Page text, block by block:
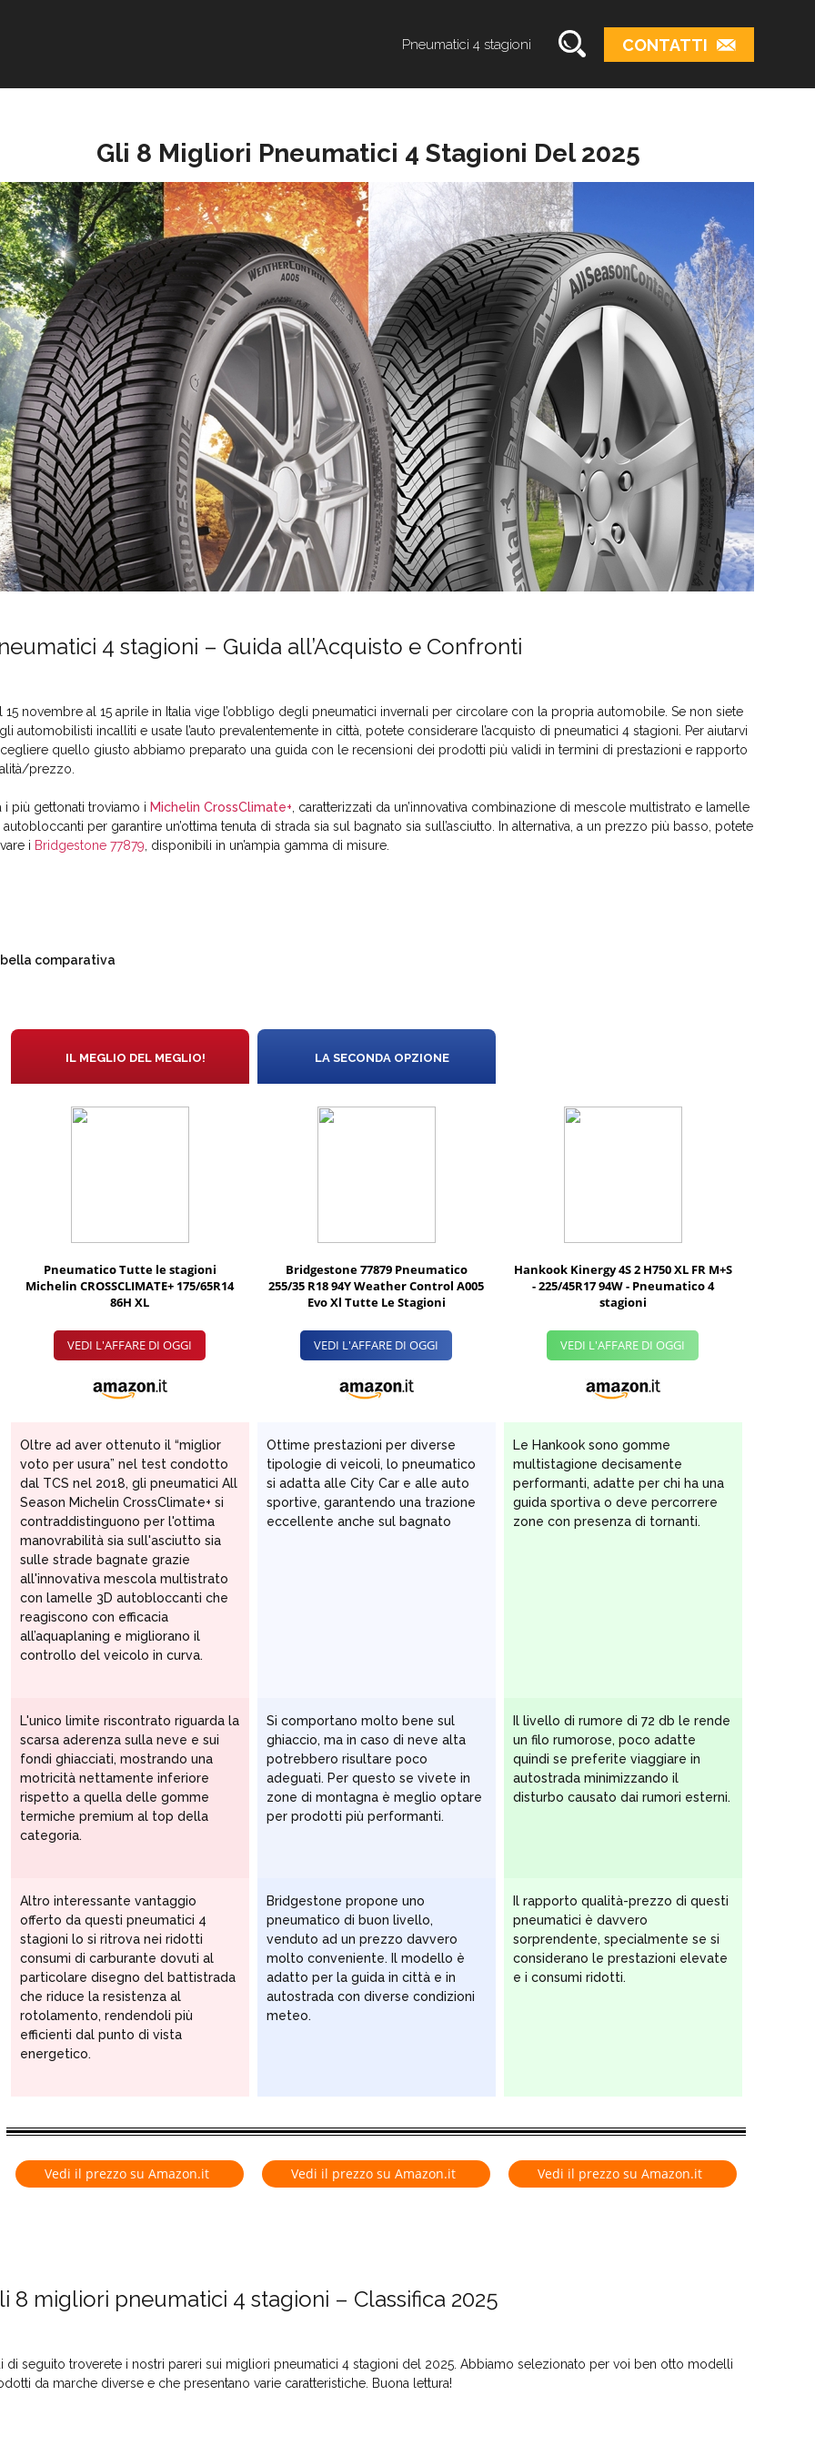
Pneumatici 4 stagioni CONTATTI
Gli 8 Migliori Pneumatici 4 Stagioni Del 2025
4 stagioni – Guida all’Acquisto e Confronti
15 novembre al 15 aprile in Italia vige l’obbligo degli pneumatici invernali per circolare con la propria automobile. Se non siete
automobilisti incalliti e usate l’auto prevalentemente in città, potete considerare l’acquisto di pneumatici 4 stagioni. Per aiutarvi
quello giusto abbiamo preparato una guida con le recensioni dei prodotti più validi in termini di prestazioni e rapporto
prezzo.
i più gettonati troviamo i Michelin CrossClimate+ , caratterizzati da un’innovativa combinazione di mescole multistrato e lamelle
autobloccanti per garantire un’ottima tenuta di strada sia sul bagnato sia sull’asciutto. In alternativa, a un prezzo più basso, potete
i Bridgestone 77879 , disponibili in un’ampia gamma di misure.
comparativa
IL MEGLIO DEL MEGLIO!
Pneumatico Tutte le stagioni
Michelin CROSSCLIMATE+ 175/65R14
86H XL
VEDI L'AFFARE DI OGGI
Oltre ad aver ottenuto il “miglior
voto per usura” nel test condotto
dal TCS nel 2018, gli pneumatici All
Season Michelin CrossClimate+ si
contraddistinguono per l'ottima
manovrabilità sia sull'asciutto sia
sulle strade bagnate grazie
all'innovativa mescola multistrato
con lamelle 3D autobloccanti che
reagiscono con efficacia
all’aquaplaning e migliorano il
controllo del veicolo in curva.
L'unico limite riscontrato riguarda la
scarsa aderenza sulla neve e sui
fondi ghiacciati, mostrando una
motricità nettamente inferiore
rispetto a quella delle gomme
termiche premium al top della
categoria.
Altro interessante vantaggio
offerto da questi pneumatici 4
stagioni lo si ritrova nei ridotti
consumi di carburante dovuti al
particolare disegno del battistrada
che riduce la resistenza al
rotolamento, rendendoli più
efficienti dal punto di vista
energetico.
Vedi il prezzo su Amazon.it
LA SECONDA OPZIONE
Bridgestone 77879 Pneumatico
255/35 R18 94Y Weather Control A005
Evo Xl Tutte Le Stagioni
VEDI L'AFFARE DI OGGI
Ottime prestazioni per diverse
tipologie di veicoli, lo pneumatico
si adatta alle City Car e alle auto
sportive, garantendo una trazione
eccellente anche sul bagnato
Si comportano molto bene sul
ghiaccio, ma in caso di neve alta
potrebbero risultare poco
adeguati. Per questo se vivete in
zone di montagna è meglio optare
per prodotti più performanti.
Bridgestone propone uno
pneumatico di buon livello,
venduto ad un prezzo davvero
molto conveniente. Il modello è
adatto per la guida in città e in
autostrada con diverse condizioni
meteo.
Vedi il prezzo su Amazon.it
Hankook Kinergy 4S 2 H750 XL FR M+S
- 225/45R17 94W - Pneumatico 4
stagioni
VEDI L'AFFARE DI OGGI
Le Hankook sono gomme
multistagione decisamente
performanti, adatte per chi ha una
guida sportiva o deve percorrere
zone con presenza di tornanti.
Il livello di rumore di 72 db le rende
un filo rumorose, poco adatte
quindi se preferite viaggiare in
autostrada minimizzando il
disturbo causato dai rumori esterni.
Il rapporto qualità-prezzo di questi
pneumatici è davvero
sorprendente, specialmente se si
considerano le prestazioni elevate
e i consumi ridotti.
Vedi il prezzo su Amazon.it
8 migliori pneumatici 4 stagioni – Classifica 2025
di seguito troverete i nostri pareri sui migliori pneumatici 4 stagioni del 2025. Abbiamo selezionato per voi ben otto modelli
da marche diverse e che presentano varie caratteristiche. Buona lettura!